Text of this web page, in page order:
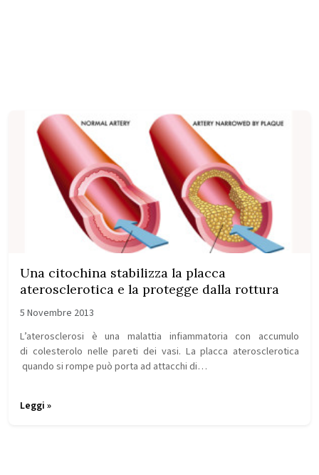
Una citochina stabilizza la placca
aterosclerotica e la protegge dalla rottura
5 Novembre 2013
L’aterosclerosi è una malattia infiammatoria con accumulo
di colesterolo nelle pareti dei vasi. La placca aterosclerotica
quando si rompe può porta ad attacchi di…
Leggi »